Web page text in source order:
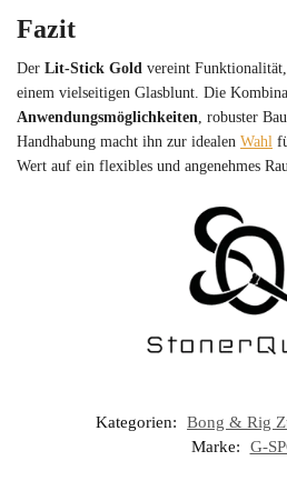
Fazit
Der Lit-Stick Gold vereint
einem vielseitigen Glasblunt. Die
Anwendungsmöglichkeiten , robuster
Handhabung macht ihn zur idealen Wahl
Wert auf ein flexibles und angenehmes
Kategorien: Bong & Rig
Marke:
G-